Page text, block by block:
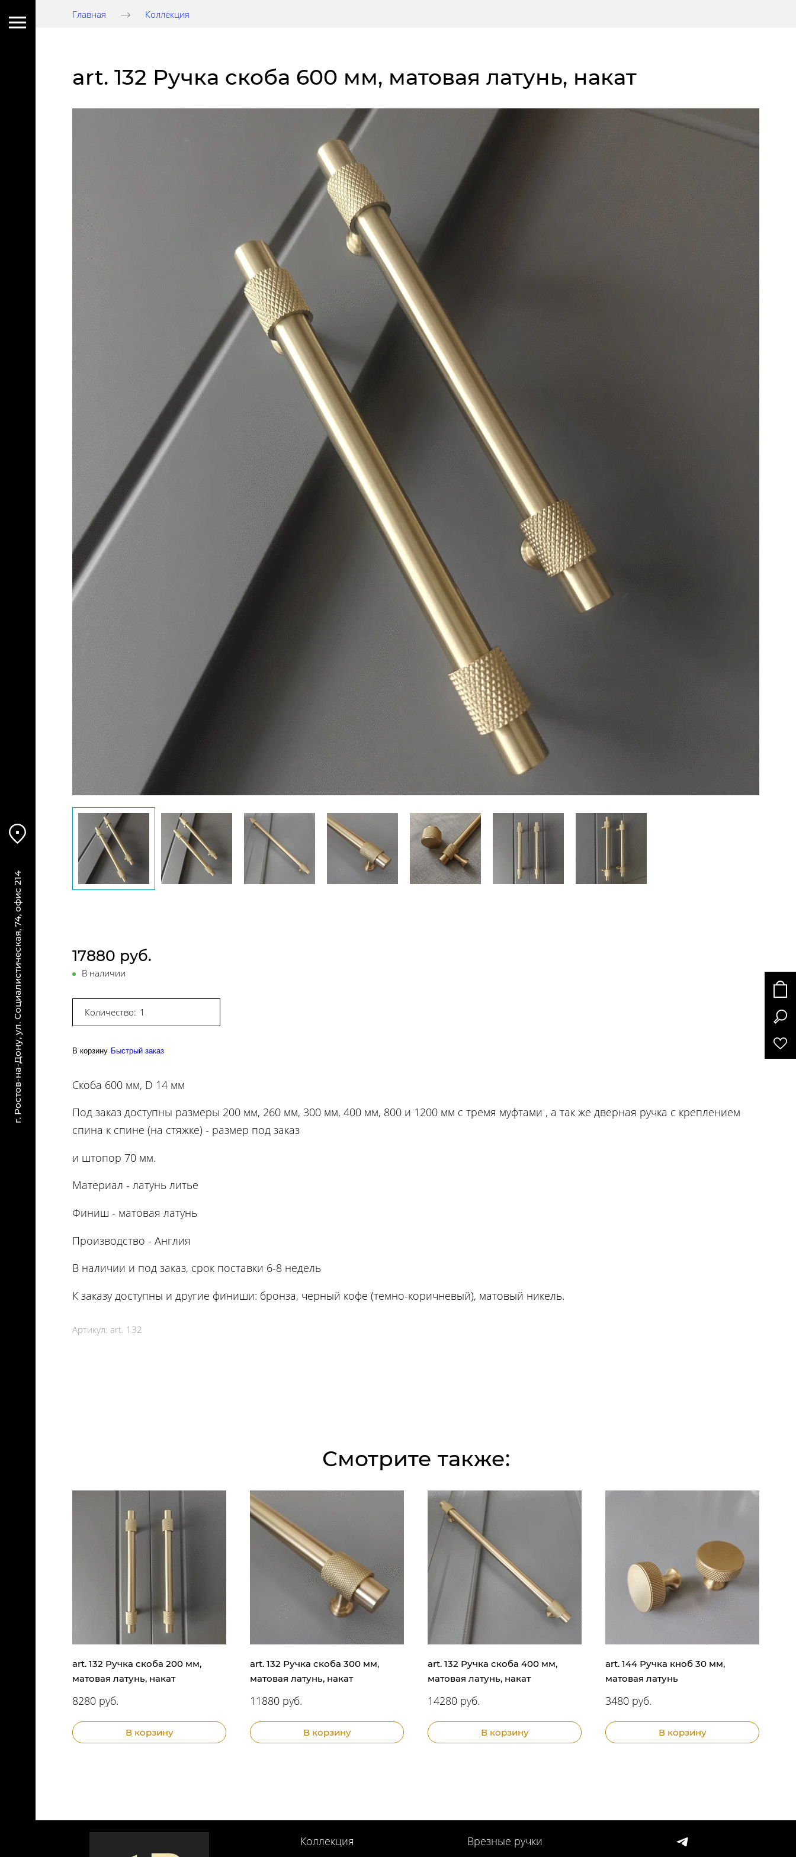
г. Ростов-на-Дону, ул. Социалистическая, 74, офис 214
Главная Коллекция
art. 132 Ручка скоба 600 мм, матовая латунь, накат
17880 руб.
В наличии
Количество:
В корзину Быстрый заказ
Скоба 600 мм, D 14 мм
Под заказ доступны размеры 200 мм, 260 мм, 300 мм, 400 мм, 800 и 1200 мм с тремя муфтами , а так же дверная ручка с креплением
спина к спине (на стяжке) - размер под заказ
и штопор 70 мм.
Материал - латунь литье
Финиш - матовая латунь
Производство - Англия
В наличии и под заказ, срок поставки 6-8 недель
К заказу доступны и другие финиши: бронза, черный кофе (темно-коричневый), матовый никель.
Артикул: art. 132
Смотрите также:
art. 132 Ручка скоба 200 мм,
матовая латунь, накат
8280 руб.
В корзину
art. 132 Ручка скоба 300 мм,
матовая латунь, накат
11880 руб.
В корзину
art. 132 Ручка скоба 400 мм,
матовая латунь, накат
14280 руб.
В корзину
art. 144 Ручка кноб 30 мм,
матовая латунь
3480 руб.
В корзину
Коллекция
Врезные ручки